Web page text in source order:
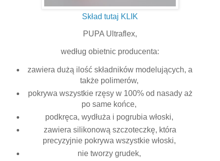
Skład tutaj KLIK
PUPA Ultraflex,
według obietnic producenta:
zawiera dużą ilość składników modelujących, a
także polimerów,
pokrywa wszystkie rzęsy w 100% od nasady aż
po same końce,
podkręca, wydłuża i pogrubia włoski,
zawiera silikonową szczoteczkę, która
precyzyjnie pokrywa wszystkie włoski,
nie tworzy grudek,